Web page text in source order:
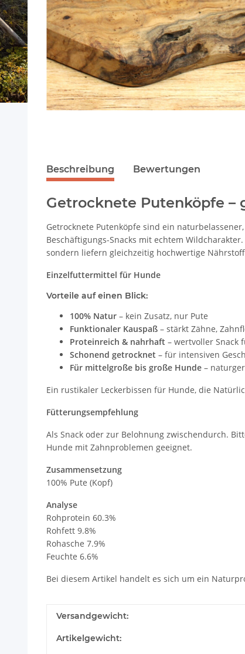
Beschreibung Bewertungen
Getrocknete Putenköpfe –
Getrocknete Putenköpfe sind ein
Beschäftigungs-Snacks mit echtem
sondern liefern gleichzeitig hochwertige
Einzelfuttermittel für Hunde
Vorteile auf einen Blick:
100% Natur – kein Zusatz, nur Pute
Funktionaler Kauspaß – stärkt Zähne,
Proteinreich & nahrhaft – wertvoller Snack
Schonend getrocknet – für intensiven
Für mittelgroße bis große Hunde –
Ein rustikaler Leckerbissen für Hunde, die
Fütterungsempfehlung
Als Snack oder zur Belohnung zwischendurch.
Hunde mit Zahnproblemen geeignet.
Zusammensetzung
100% Pute (Kopf)
Analyse
Rohprotein 60.3%
Rohfett 9.8%
Rohasche 7.9%
Feuchte 6.6%
Bei diesem Artikel handelt es sich um ein
Versandgewicht:
Artikelgewicht: